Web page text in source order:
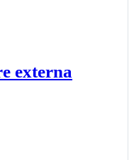
externa